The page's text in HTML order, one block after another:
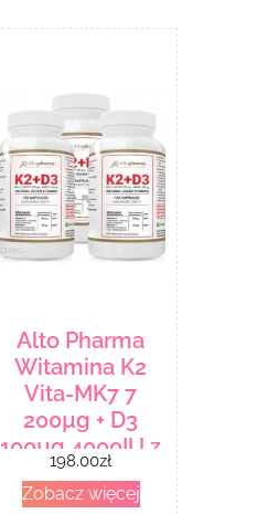
Alto Pharma
Witamina K2
Vita-MK7 7
200µg + D3
100µg 4000IU z
prebiotykiem 3
x 120kaps
198.00zł
Zobacz więcej